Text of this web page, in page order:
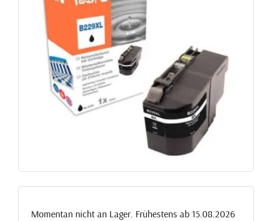
Momentan nicht an Lager. Frühestens ab 15.08.2026